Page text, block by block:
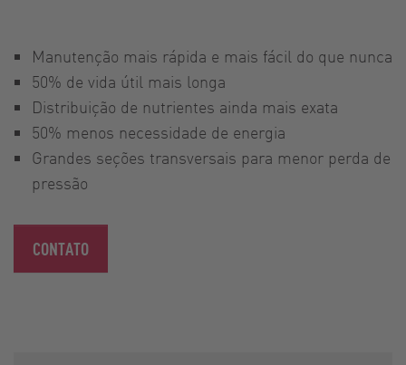
Manutenção mais rápida e mais fácil do que nunca
50% de vida útil mais longa
Distribuição de nutrientes ainda mais exata
50% menos necessidade de energia
Grandes seções transversais para menor perda de
pressão
CONTATO